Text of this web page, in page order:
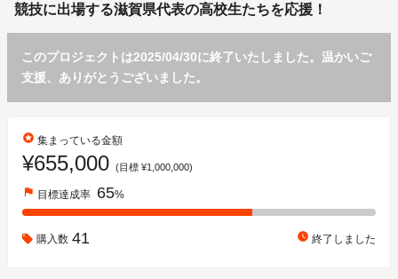
競技に出場する滋賀県代表の高校生たちを応援！
このプロジェクトは2025/04/30に終了いたしました。温かいご
支援、ありがとうございました。
stars 集まっている金額
¥655,000 (目標 ¥1,000,000)
flag 目標達成率 65%
購入数 41 watch_later 終了しました